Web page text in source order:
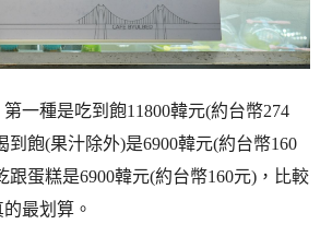
一種是吃到飽11800韓元(約台幣274
到飽(果汁除外)是6900韓元(約台幣160
跟蛋糕是6900韓元(約台幣160元)，比較
最划算。